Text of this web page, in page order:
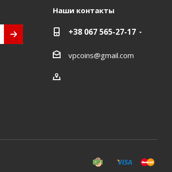
Наши контакты
+38 067 565-27-17
vpcoins@gmail.com